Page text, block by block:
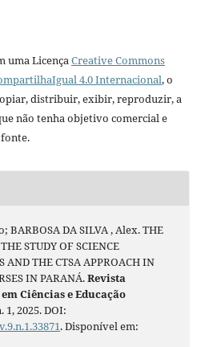
uma LicençaCreative Commons
4.0 Internacional, o
distribuir, exibir, reproduzir, a
não tenha objetivo comercial e
BARBOSA DA SILVA , Alex. THE
STUDY OF SCIENCE
AND THE CTSA APPROACH IN
IN PARANÁ.Revista
Ciências e Educação
1, 2025. DOI:
. Disponível em: